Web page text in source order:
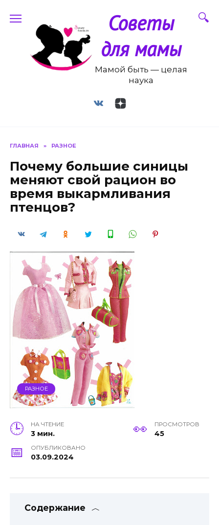
содержанию
Советы
для мамы
Мамой быть — целая
наука
ГЛАВНАЯ » РАЗНОЕ
Почему большие синицы
меняют свой рацион во
время выкармливания
птенцов?
РАЗНОЕ
НА ЧТЕНИЕ
3 мин.
ПРОСМОТРОВ
45
ОПУБЛИКОВАНО
03.09.2024
Содержание